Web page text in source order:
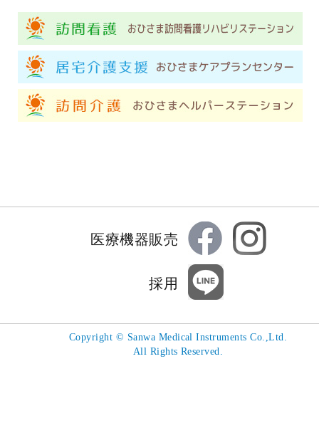
医療機器販売
採用
Copyright © Sanwa Medical Instruments Co.,Ltd.
All Rights Reserved.